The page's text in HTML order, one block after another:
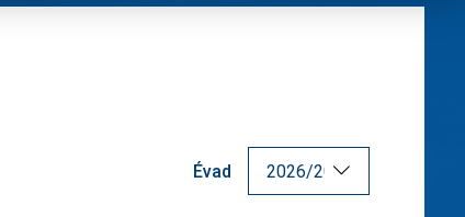
Évad